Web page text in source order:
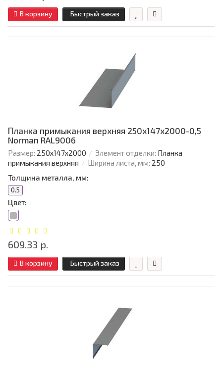
В корзину Быстрый заказ
Планка примыкания верхняя 250х147х2000-0,5
Norman RAL9006
Размер: 250х147х2000 Элемент отделки: Планка
примыкания верхняя
Ширина листа, мм: 250
Толщина металла, мм:
0.5
Цвет:
609.33 р.
В корзину Быстрый заказ